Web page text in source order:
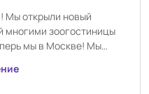
Мы открыли новый
многими зоогостиницы
мы в Москве! Мы
в новом